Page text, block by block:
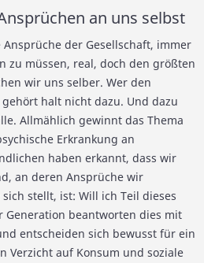
an uns selbst
der Gesellschaft, immer
zu müssen, real, doch den größten
wir uns selber. Wer den
halt nicht dazu. Und dazu
Allmählich gewinnt das Thema
Erkrankung an
haben erkannt, dass wir
an deren Ansprüche wir
stellt, ist: Will ich Teil dieses
Generation beantworten dies mit
entscheiden sich bewusst für ein
Verzicht auf Konsum und soziale